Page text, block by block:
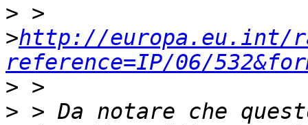
> >
>http://europa.eu.int/
reference=IP/06/
>
> > Da notare che